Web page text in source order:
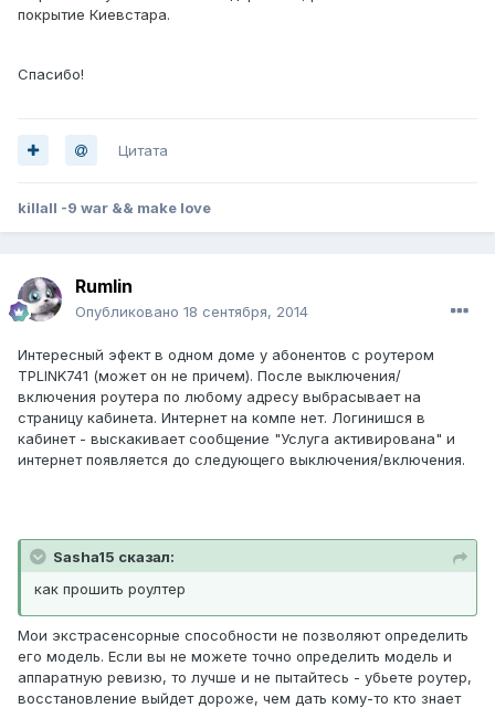
покрытие Киевстара.
Спасибо!
Цитата
killall -9 war && make love
Rumlin
Опубликовано 18 сентября, 2014
Интересный эфект в одном доме у абонентов с роутером
TPLINK741 (может он не причем). После выключения/
включения роутера по любому адресу выбрасывает на
страницу кабинета. Интернет на компе нет. Логинишся в
кабинет - выскакивает сообщение "Услуга активирована" и
интернет появляется до следующего выключения/включения.
Sasha15 сказал:
как прошить роултер
Мои экстрасенсорные способности не позволяют определить
его модель. Если вы не можете точно определить модель и
аппаратную ревизю, то лучше и не пытайтесь - убьете роутер,
восстановление выйдет дороже, чем дать кому-то кто знает